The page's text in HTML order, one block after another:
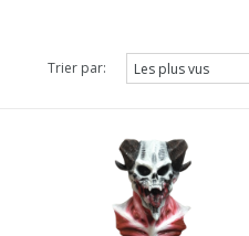
Trier par: